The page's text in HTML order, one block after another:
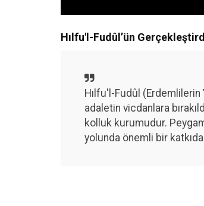
Hılfu'l-Fudûl’ün
Hılfu'l-Fudûl
adaletin vicdanlara
kolluk kurumudur.
yolunda önemli bir